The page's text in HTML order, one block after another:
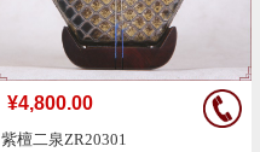
紫檀二泉ZR20301
¥4,800.00